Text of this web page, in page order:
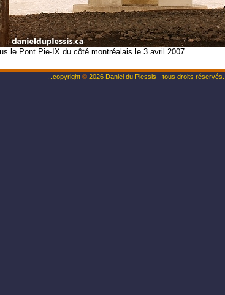
le Pont Pie-IX du côté montréalais le 3 avril 2007.
...copyright ©2026 Daniel du Plessis - tous droits réservés...